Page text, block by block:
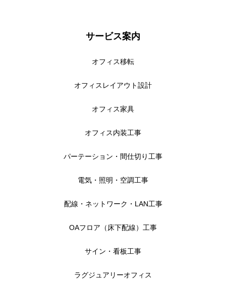
サービス案内
オフィス移転
オフィスレイアウト設計
オフィス家具
オフィス内装工事
パーテーション・間仕切り工事
電気・照明・空調工事
配線・ネットワーク・LAN工事
OAフロア（床下配線）工事
サイン・看板工事
ラグジュアリーオフィス